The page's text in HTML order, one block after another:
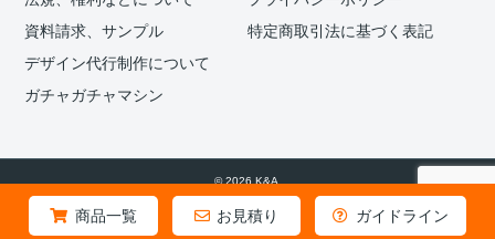
商品一覧 お見積り ガイドライン
資料請求、サンプル
デザイン代行制作について
ガチャガチャマシン
特定商取引法に基づく表記
© 2026 K&A.